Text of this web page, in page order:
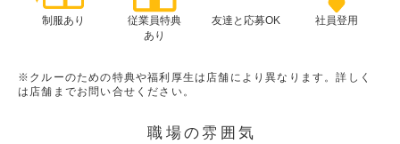
制服あり
従業員特典
あり
友達と応募OK 社員登用
※クルーのための特典や福利厚生は店舗により異なります。詳しく
は店舗までお問い合せください。
職場の雰囲気